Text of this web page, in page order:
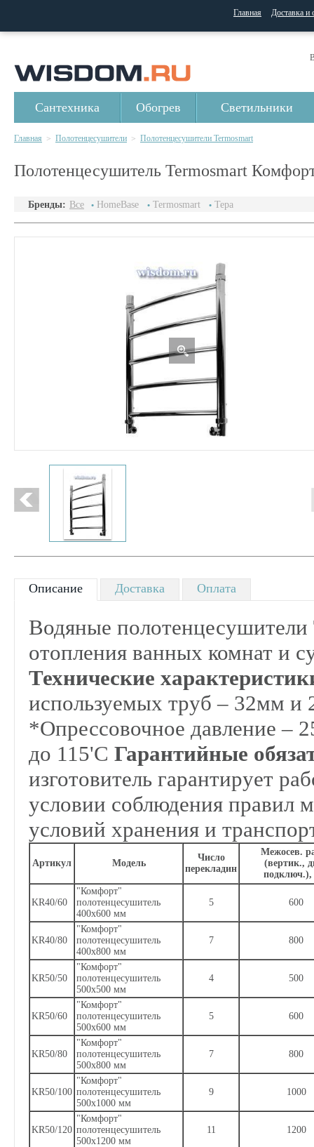
Главная Доставка и
Сантехника Обогрев Светильники
Главная > Полотенцесушители > Полотенцесушители Termosmart
Полотенцесушитель Termosmart
Бренды: Все HomeBase Termosmart Тера
Описание Доставка Оплата
Водяные полотенцесушители
отопления ванных комнат и
Технические
используемых труб – 32мм и
*Опрессовочное давление –
до 115'С Гарантийные
изготовитель гарантирует
условии соблюдения правил
условий хранения и
Артикул Модель
Число
перекладин
Межосев.
(вертик.,
KR40/60
"Комфорт"
полотенцесушитель
400х600 мм
5 600
KR40/80
"Комфорт"
полотенцесушитель
400х800 мм
7 800
KR50/50
"Комфорт"
полотенцесушитель
500х500 мм
4 500
KR50/60
"Комфорт"
полотенцесушитель
500х600 мм
5 600
KR50/80
"Комфорт"
полотенцесушитель
500х800 мм
7 800
KR50/100
"Комфорт"
полотенцесушитель
500х1000 мм
9 1000
KR50/120
"Комфорт"
полотенцесушитель
500х1200 мм
11 1200